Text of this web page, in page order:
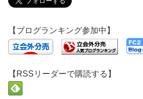
【ブログランキング参加中】
【RSSリーダーで購読する】